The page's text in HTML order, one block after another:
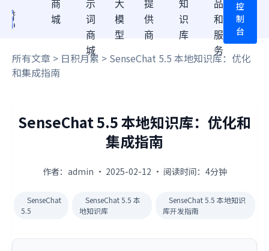
商
城
示
词
商
城
大
模
型
提
供
商
知
识
库
品
和
服
务
控
制
台
所有文章 > 日积月累 > SenseChat 5.5 本地知识库：优化
和集成指南
SenseChat 5.5 本地知识库：优化和
集成指南
作者：admin · 2025-02-12 · 阅读时间：4分钟
SenseChat
5.5
SenseChat 5.5 本
地知识库
SenseChat 5.5 本地知识
库开发指南